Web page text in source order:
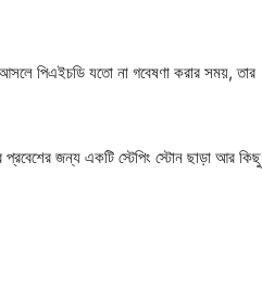
পিএইচডি যতো না গবেষণা করার সময়, তার
জন্য একটি স্টেপিং স্টোন ছাড়া আর কিছু